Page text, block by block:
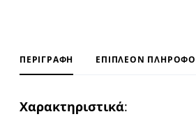
ΠΕΡΙΓΡΑΦΉ ΕΠΙΠΛΈΟΝ
Χαρακτηριστικά: